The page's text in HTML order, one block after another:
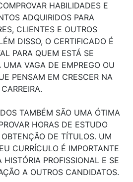
HABILIDADES E
ADQUIRIDOS PARA
CLIENTES E OUTROS
DISSO, O CERTIFICADO É
PARA QUEM ESTÁ SE
VAGA DE EMPREGO OU
PENSAM EM CRESCER NA
CARREIRA.
TAMBÉM SÃO UMA ÓTIMA
HORAS DE ESTUDO
DE TÍTULOS. UM
CURRÍCULO É IMPORTANTE
HISTÓRIA PROFISSIONAL E SE
A OUTROS CANDIDATOS.